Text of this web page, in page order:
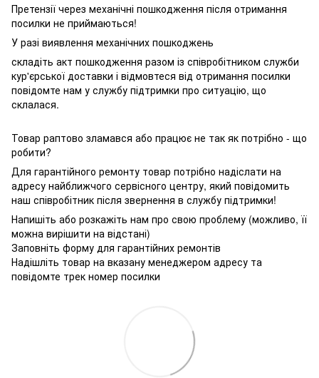
Претензії через механічні пошкодження після отримання
посилки не приймаються!
У разі виявлення механічних пошкоджень
складіть акт пошкодження разом із співробітником служби
кур'єрської доставки і відмовтеся від отримання посилки
повідомте нам у службу підтримки про ситуацію, що
склалася.
Товар раптово зламався або працює не так як потрібно - що
робити?
Для гарантійного ремонту товар потрібно надіслати на
адресу найближчого сервісного центру, який повідомить
наш співробітник після звернення в службу підтримки!
Напишіть або розкажіть нам про свою проблему (можливо, її
можна вирішити на відстані)
Заповніть форму для гарантійних ремонтів
Надішліть товар на вказану менеджером адресу та
повідомте трек номер посилки